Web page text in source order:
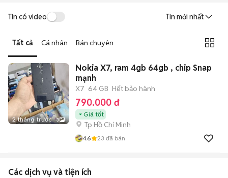
Tin có video Tin mới nhất
Tất cả Cá nhân Bán chuyên
2 tháng trước 3
Nokia X7, ram 4gb 64gb , chip Snap
mạnh
X7 64 GB Hết bảo hành
790.000 đ
Giá tốt
Tp Hồ Chí Minh
4.6 23 đã bán
Các dịch vụ và tiện ích